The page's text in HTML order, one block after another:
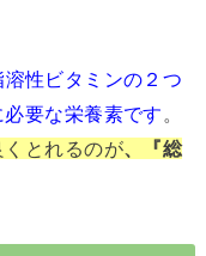
性ビタミンの２つ
要な栄養素です
くとれるのが、『総